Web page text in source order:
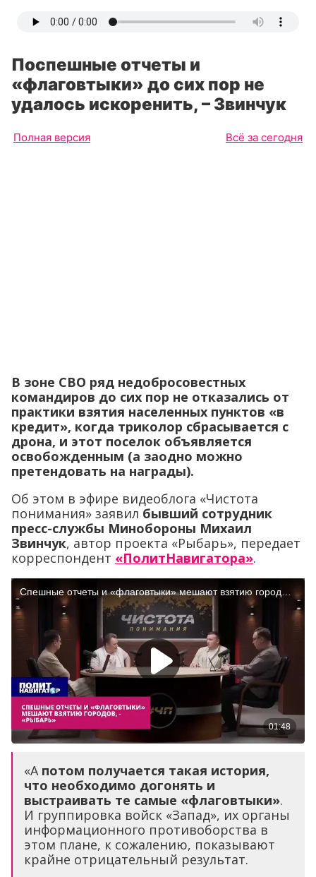
Поспешные отчеты и
«флаговтыки» до сих пор не
удалось искоренить, – Звинчук
Полная версия Всё за сегодня
В зоне СВО ряд недобросовестных
командиров до сих пор не отказались от
практики взятия населенных пунктов «в
кредит», когда триколор сбрасывается с
дрона, и этот поселок объявляется
освобожденным (а заодно можно
претендовать на награды).
Об этом в эфире видеоблога «Чистота
понимания» заявил бывший сотрудник
пресс-службы Минобороны Михаил
Звинчук, автор проекта «Рыбарь», передает
корреспондент «ПолитНавигатора».
«А потом получается такая история,
что необходимо догонять и
выстраивать те самые «флаговтыки».
И группировка войск «Запад», их органы
информационного противоборства в
этом плане, к сожалению, показывают
крайне отрицательный результат.